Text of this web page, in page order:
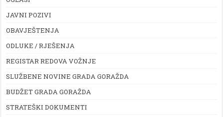
JAVNI POZIVI
OBAVJEŠTENJA
ODLUKE / RJEŠENJA
REGISTAR REDOVA VOŽNJE
SLUŽBENE NOVINE GRADA GORAŽDA
BUDŽET GRADA GORAŽDA
STRATEŠKI DOKUMENTI